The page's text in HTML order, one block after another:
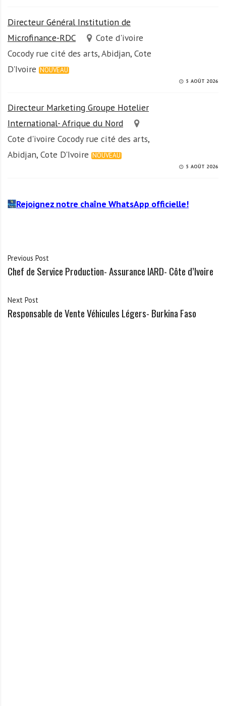
Directeur Général Institution de
Microfinance-RDC
Cote d'ivoire
Cocody rue cité des arts, Abidjan, Cote
D'Ivoire NOUVEAU
5 AOÛT 2026
Directeur Marketing Groupe Hotelier
International- Afrique du Nord
Cote d'ivoire Cocody rue cité des arts,
Abidjan, Cote D'Ivoire NOUVEAU
5 AOÛT 2026
Rejoignez notre chaîne WhatsApp officielle!
Previous Post
Chef de Service Production- Assurance IARD- Côte d’Ivoire
Next Post
Responsable de Vente Véhicules Légers- Burkina Faso